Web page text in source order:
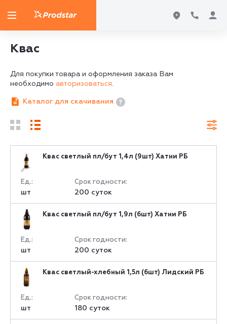
Квас
Для покупки товара и оформления заказа Вам
необходимо авторизоваться.
Каталог для скачивания
Квас светлый пл/бут 1,4л (9шт) Хатни РБ
Срок годности:
200 суток
Ед.:
шт
Квас светлый пл/бут 1,9л (6шт) Хатни РБ
Срок годности:
200 суток
Ед.:
шт
Квас светлый-хлебный 1,5л (6шт) Лидский РБ
Срок годности:
180 суток
Ед.:
шт